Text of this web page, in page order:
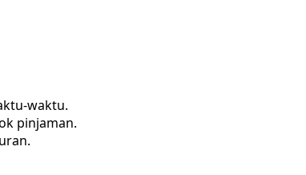
waktu.
pinjaman.